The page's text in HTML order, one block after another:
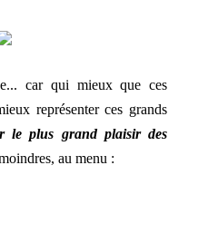
car qui mieux que ces
représenter ces grands
le plus grand plaisir des
au menu :